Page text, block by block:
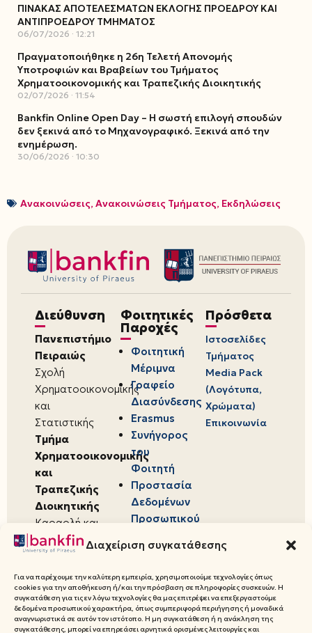
Διαχείριση συγκατάθεσης
Για να παρέχουμε την καλύτερη εμπειρία, χρησιμοποιούμε τεχνολογίες όπως
cookies για την αποθήκευση ή/και την πρόσβαση σε πληροφορίες συσκευών. Η
συγκατάθεση για τις εν λόγω τεχνολογίες θα μας επιτρέψει να επεξεργαστούμε
δεδομένα προσωπικού χαρακτήρα, όπως συμπεριφορά περιήγησης ή μοναδικά
αναγνωριστικά σε αυτόν τον ιστότοπο. Η μη συγκατάθεση ή η ανάκληση της
συγκατάθεσης, μπορεί να επηρεάσει αρνητικά ορισμένες λειτουργίες και
ΠΙΝΑΚΑΣ ΑΠΟΤΕΛΕΣΜΑΤΩΝ ΕΚΛΟΓΗΣ ΠΡΟΕΔΡΟΥ ΚΑΙ
ΑΝΤΙΠΡΟΕΔΡΟΥ ΤΜΗΜΑΤΟΣ
06/07/2026 12:21
Πραγματοποιήθηκε η 26η Τελετή Απονομής
Υποτροφιών και Βραβείων του Τμήματος
Χρηματοοικονομικής και Τραπεζικής Διοικητικής
02/07/2026 11:54
Bankfin Online Open Day – Η σωστή επιλογή σπουδών
δεν ξεκινά από το Μηχανογραφικό. Ξεκινά από την
ενημέρωση.
30/06/2026 10:30
Ανακοινώσεις, Ανακοινώσεις Τμήματος, Εκδηλώσεις
Διεύθυνση
Πανεπιστήμιο
Πειραιώς
Σχολή
Χρηματοοικονομικής
και
Στατιστικής
Τμήμα
Χρηματοοικονομικής
και
Τραπεζικής
Διοικητικής
Καραολή και
Δημητρίου 80,
18534,
Πειραιάς
Φοιτητικές
Παροχές
Φοιτητική
Μέριμνα
Γραφείο
Διασύνδεσης
Erasmus
Συνήγορος
του
Φοιτητή
Προστασία
Δεδομένων
Προσωπικού
Πρόσθετα
Ιστοσελίδες
Τμήματος
Media Pack
(Λογότυπα,
Χρώματα)
Επικοινωνία